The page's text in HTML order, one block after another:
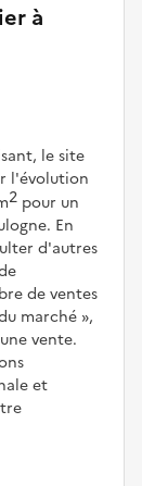
à
le site
l'évolution
2 pour un
En
d'autres
de ventes
marché ,
vente.
et